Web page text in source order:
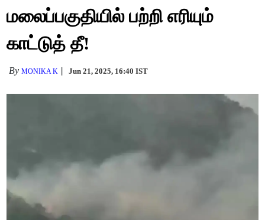
மலைப்பகுதியில் பற்றி எரியும்
காட்டுத் தீ!
ByMONIKA K Jun 21, 2025, 16:40 IST